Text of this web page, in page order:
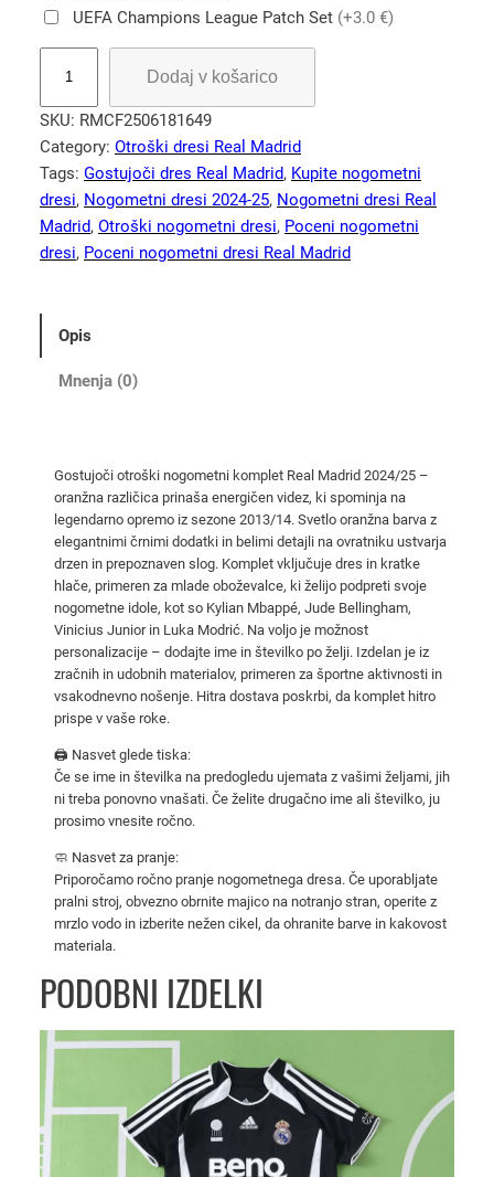
UEFA Champions League Patch Set (+3.0 €)
p
i
t
e
o
t
R
M
a
d
Dodaj v košarico
SKU: RMCF2506181649
Category: Otroški dresi Real Madrid
Tags: Gostujoči dres Real Madrid, Kupite nogometni
dresi, Nogometni dresi 2024-25, Nogometni dresi Real
Madrid, Otroški nogometni dresi, Poceni nogometni
dresi, Poceni nogometni dresi Real Madrid
Opis
Mnenja (0)
Gostujoči otroški nogometni komplet Real Madrid 2024/25 –
oranžna različica prinaša energičen videz, ki spominja na
legendarno opremo iz sezone 2013/14. Svetlo oranžna barva z
elegantnimi črnimi dodatki in belimi detajli na ovratniku ustvarja
drzen in prepoznaven slog. Komplet vključuje dres in kratke
hlače, primeren za mlade oboževalce, ki želijo podpreti svoje
nogometne idole, kot so Kylian Mbappé, Jude Bellingham,
Vinicius Junior in Luka Modrić. Na voljo je možnost
personalizacije – dodajte ime in številko po želji. Izdelan je iz
zračnih in udobnih materialov, primeren za športne aktivnosti in
vsakodnevno nošenje. Hitra dostava poskrbi, da komplet hitro
prispe v vaše roke.
🖨️ Nasvet glede tiska:
Če se ime in številka na predogledu ujemata z vašimi željami, jih
ni treba ponovno vnašati. Če želite drugačno ime ali številko, ju
prosimo vnesite ročno.
🧼 Nasvet za pranje:
Priporočamo ročno pranje nogometnega dresa. Če uporabljate
pralni stroj, obvezno obrnite majico na notranjo stran, operite z
mrzlo vodo in izberite nežen cikel, da ohranite barve in kakovost
materiala.
PODOBNI IZDELKI